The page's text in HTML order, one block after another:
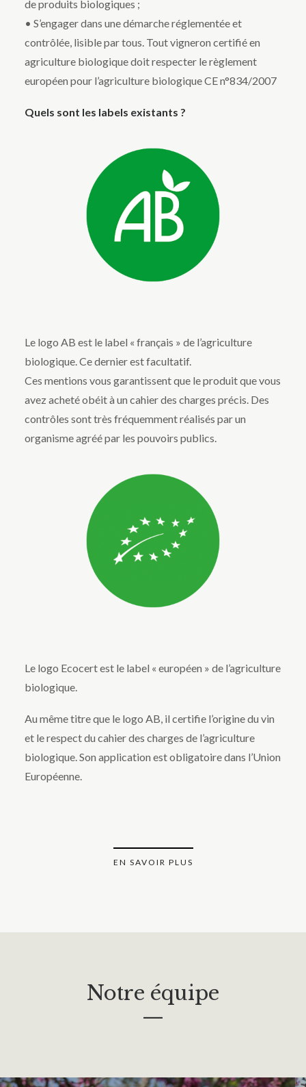
de produits biologiques ;
• S’engager dans une démarche réglementée et
contrôlée, lisible par tous. Tout vigneron certifié en
agriculture biologique doit respecter le règlement
européen pour l’agriculture biologique CE n°834/2007
Quels sont les labels existants ?
Le logo AB est le label « français » de l’agriculture
biologique. Ce dernier est facultatif.
Ces mentions vous garantissent que le produit que vous
avez acheté obéit à un cahier des charges précis. Des
contrôles sont très fréquemment réalisés par un
organisme agréé par les pouvoirs publics.
Le logo Ecocert est le label « européen » de l’agriculture
biologique.
Au même titre que le logo AB, il certifie l’origine du vin
et le respect du cahier des charges de l’agriculture
biologique. Son application est obligatoire dans l’Union
Européenne.
EN SAVOIR PLUS
Notre équipe
—